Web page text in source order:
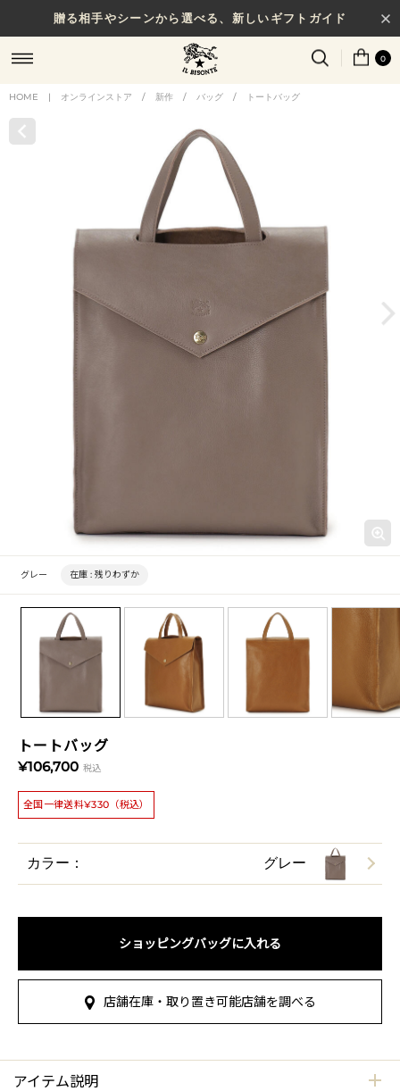
贈る相手やシーンから選べる、新しいギフトガイド
0
HOME | オンラインストア / 新作 / バッグ / トートバッグ
トートバッグ
¥106,700 税込
全国一律送料¥330（税込）
グレー 在庫 : 残りわずか
カラー： グレー
ショッピングバッグに入れる
店舗在庫・取り置き可能店舗を調べる
アイテム説明